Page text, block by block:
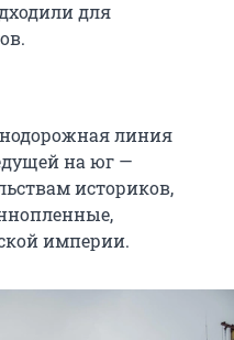
для
линия
на юг —
историков,
империи.